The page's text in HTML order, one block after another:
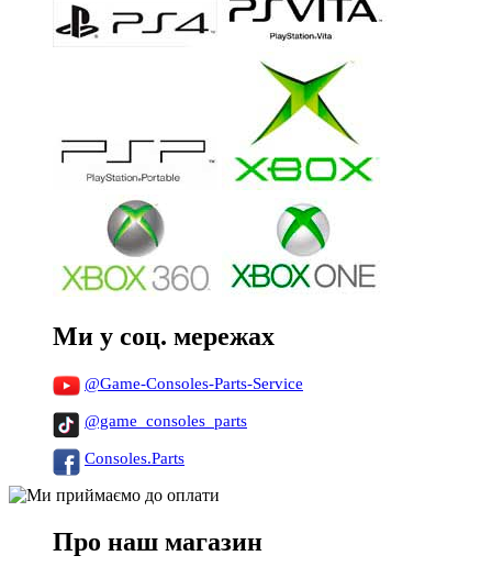
Ми у соц. мережах
@Game-Consoles-Parts-Service
@game_consoles_parts
Consoles.Parts
Про наш магазин